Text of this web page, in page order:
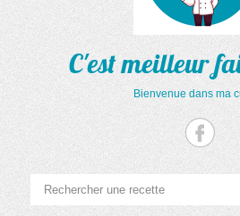
C'est meilleur
Bienvenue dans ma